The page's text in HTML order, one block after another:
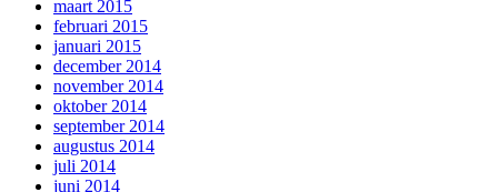
maart 2015
februari 2015
januari 2015
december 2014
november 2014
oktober 2014
september 2014
augustus 2014
juli 2014
juni 2014